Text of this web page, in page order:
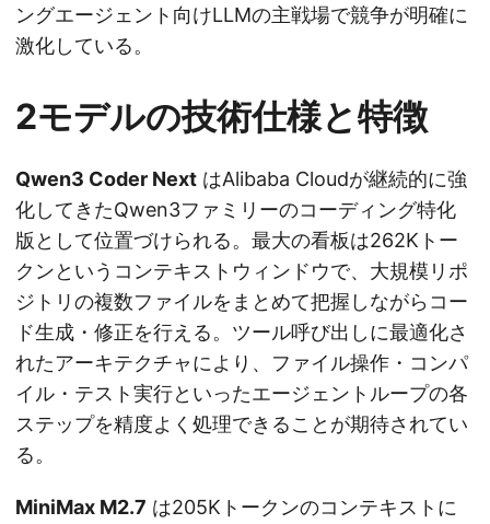
ングエージェント向けLLMの主戦場で競争が明確に
激化している。
2モデルの技術仕様と特徴
Qwen3 Coder Next はAlibaba Cloudが継続的に強
化してきたQwen3ファミリーのコーディング特化
版として位置づけられる。最大の看板は262Kトー
クンというコンテキストウィンドウで、大規模リポ
ジトリの複数ファイルをまとめて把握しながらコー
ド生成・修正を行える。ツール呼び出しに最適化さ
れたアーキテクチャにより、ファイル操作・コンパ
イル・テスト実行といったエージェントループの各
ステップを精度よく処理できることが期待されてい
る。
MiniMax M2.7 は205Kトークンのコンテキストに